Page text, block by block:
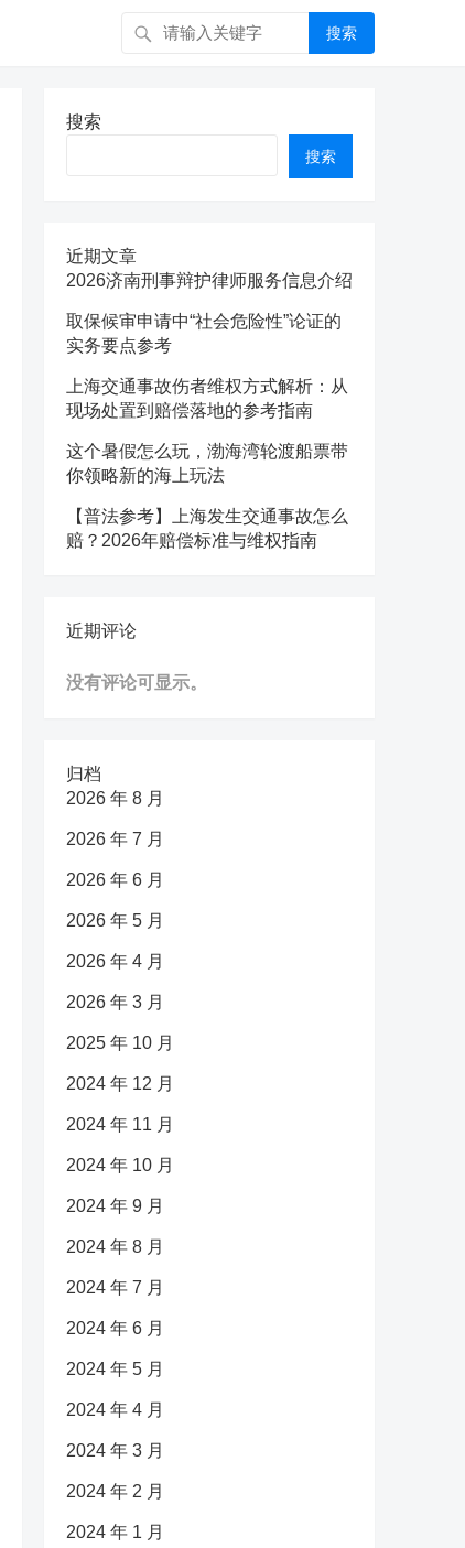
搜索
搜索
搜索
近期文章
2026济南刑事辩护律师服务信息介绍
取保候审申请中“社会危险性”论证的
实务要点参考
上海交通事故伤者维权方式解析：从
现场处置到赔偿落地的参考指南
这个暑假怎么玩，渤海湾轮渡船票带
你领略新的海上玩法
【普法参考】上海发生交通事故怎么
赔？2026年赔偿标准与维权指南
近期评论
没有评论可显示。
归档
2026 年 8 月
2026 年 7 月
2026 年 6 月
2026 年 5 月
2026 年 4 月
2026 年 3 月
2025 年 10 月
2024 年 12 月
2024 年 11 月
2024 年 10 月
2024 年 9 月
2024 年 8 月
2024 年 7 月
2024 年 6 月
2024 年 5 月
2024 年 4 月
2024 年 3 月
2024 年 2 月
2024 年 1 月